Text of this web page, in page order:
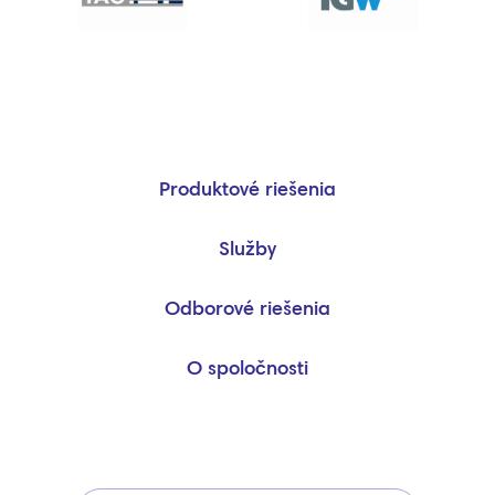
Produktové riešenia
Služby
Odborové riešenia
O spoločnosti